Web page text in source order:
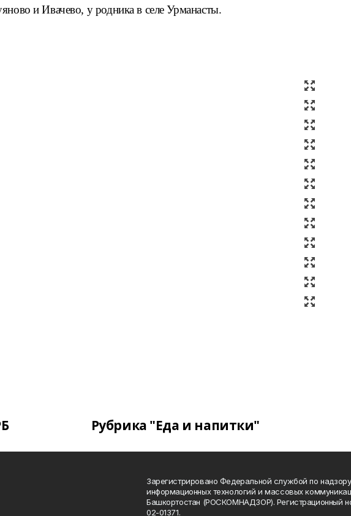
и Ивачево, у родника в селе Урманасты.
Рубрика "Еда и напитки"
Зарегистрировано Федеральной службой по
информационных технологий и массовых
Башкортостан (РОСКОМНАДЗОР). Регистрационный
02-01371.